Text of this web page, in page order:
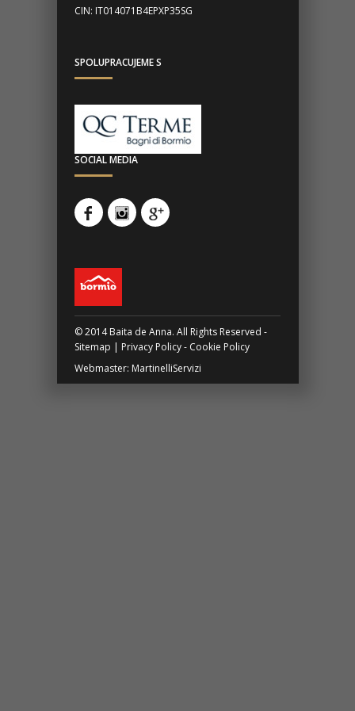
CIN: IT014071B4EPXP35SG
SPOLUPRACUJEME S
SOCIAL MEDIA
© 2014 Baita de Anna. All Rights Reserved -
Sitemap | Privacy Policy- Cookie Policy
Webmaster: MartinelliServizi